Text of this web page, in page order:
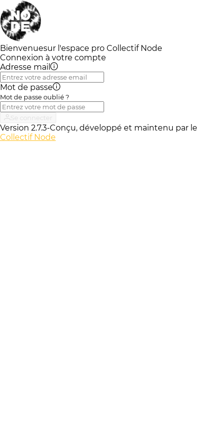
Bienvenuesur l'espace pro Collectif Node
Connexion à votre compte
Adresse mail
Mot de passe
Mot de passe oublié ?
Se connecter
Version 2.7.3-Conçu, développé et maintenu par le
Collectif Node